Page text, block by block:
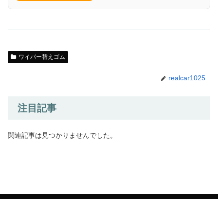
ワイパー替えゴム
realcar1025
注目記事
関連記事は見つかりませんでした。